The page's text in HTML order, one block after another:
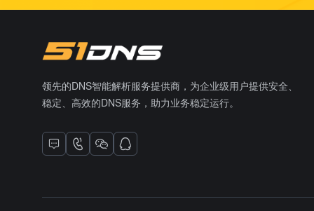
领先的DNS智能解析服务提供商，为企业级用户提供安全、
稳定、高效的DNS服务，助力业务稳定运行。